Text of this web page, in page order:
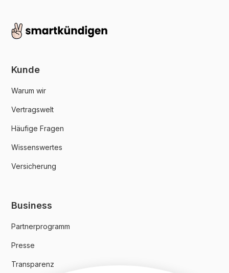
Kunde
Warum wir
Vertragswelt
Häufige Fragen
Wissenswertes
Versicherung
Business
Partnerprogramm
Presse
Transparenz